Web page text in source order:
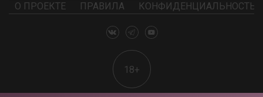
О ПРОЕКТЕ ПРАВИЛА КОНФИДЕНЦИАЛЬНОСТЬ
18+